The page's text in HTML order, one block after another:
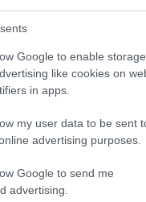
Google to enable storage
like cookies on
in apps.
my user data to be sent
advertising purposes.
Google to send me
advertising.